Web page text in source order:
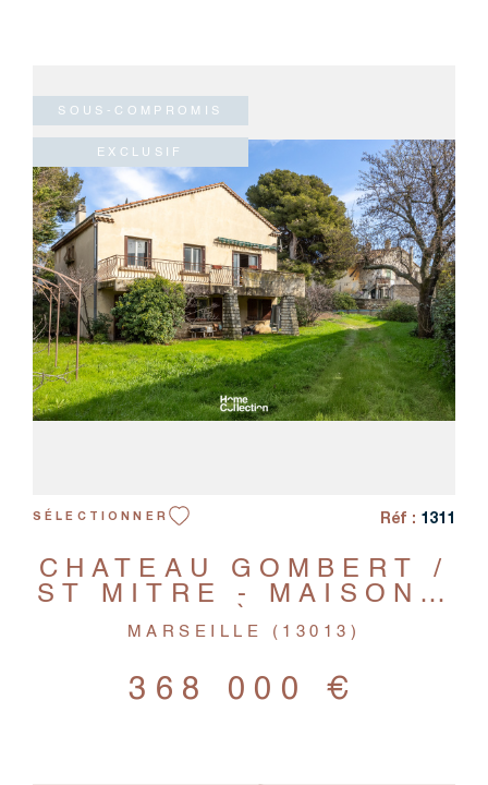
SOUS-COMPROMIS
EXCLUSIF
VOIR LE BIEN
SÉLECTIONNER Réf : 1311
CHATEAU GOMBERT /
ST MITRE - MAISON -
7 PIÈCES
MARSEILLE (13013)
368 000 €